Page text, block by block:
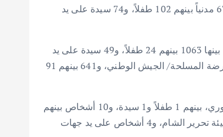
قتل قوات سوريا الديمقراطية 74 مدنياً بينهم 9 طفلاً، و10 سيدة. وسجل قتل 5 مدنياً على يد قوات التحالف الدولي. وسجَّل التقرير مقتل 674 مدنياً بينهم 102 طفلاً، و74 سيدة على يد
بحسب التَّقرير فقد بلغت حصيلة حالات الاعتقال/ الاحتجاز التَّعسفي في عام 2023 قرابة 2317 حالة بينها 129 طفلاً و87 سيدة (أنثى بالغة)، بينها 1063 بينهم 24 طفلاً، و49 سيدة على يد
قوات النظام السوري، و248 على يد هيئة تحرير الشام بينهم 4 طفلاً و7 سيدة. و365 بينهم 10 أطفال، و25 سيدة على يد جميع فصائل المعارضة المسلحة/ الجيش الوطني، و641 بينهم 91
وجاء في التَّقرير أنَّ ما لا يقل عن 59 أشخاص قتلوا بسبب التَّعذيب في عام 2023، يتوزعون على النحو التالي: 34 على يد قوات النظام السوري، بينهم 1 طفلاً و1 سيدة، و10 أشخاص بينهم
1 طفل على يد قوات سوريا الديمقراطية، و3 على يد جميع فصائل المعارضة المسلحة/ الجيش الوطني، و8 أشخاص بينهم 1 سيدة على يد هيئة تحرير الشام، و4 أشخاص على يد جهات